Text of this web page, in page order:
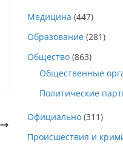
Медицина (447)
Образование (281)
Общество (863)
Общественные
Политические
Официально (311)
Происшествия и